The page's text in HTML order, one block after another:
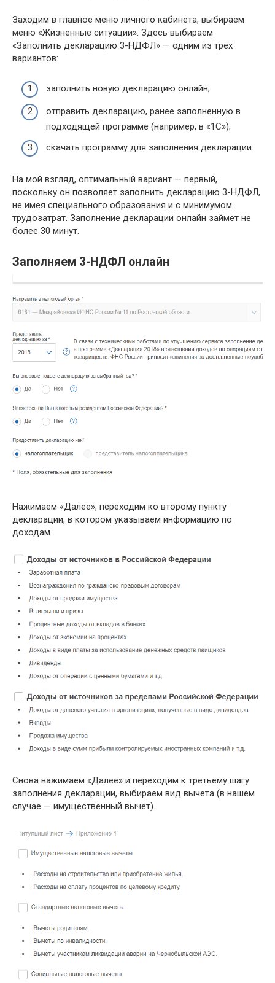
Заходим в главное меню личного кабинета, выбираем
меню «Жизненные ситуации». Здесь выбираем
«Заполнить декларацию 3-НДФЛ» — одним из трех
вариантов:
заполнить новую декларацию онлайн;
отправить декларацию, ранее заполненную в
подходящей программе (например, в «1С»);
скачать программу для заполнения декларации.
На мой взгляд, оптимальный вариант — первый,
поскольку он позволяет заполнить декларацию 3-НДФЛ,
не имея специального образования и с минимумом
трудозатрат. Заполнение декларации онлайн займет не
более 30 минут.
Заполняем 3-НДФЛ онлайн
Нажимаем «Далее», переходим ко второму пункту
декларации, в котором указываем информацию по
доходам.
Снова нажимаем «Далее» и переходим к третьему шагу
заполнения декларации, выбираем вид вычета (в нашем
случае — имущественный вычет).